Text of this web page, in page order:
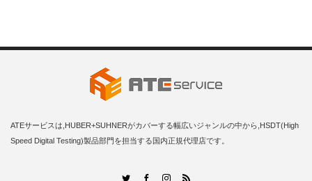
ATEサービスは,HUBER+SUHNERがカバーする幅広いジャンルの中から,HSDT(High
Speed Digital Testing)製品部門を担当する国内正規代理店です。
TwitterFacebookInstagram
RSS